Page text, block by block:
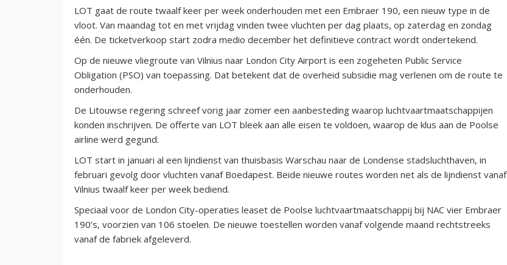
LOT gaat de route twaalf keer per week onderhouden met een Embraer 190, een nieuw type in de
vloot. Van maandag tot en met vrijdag vinden twee vluchten per dag plaats, op zaterdag en zondag
één. De ticketverkoop start zodra medio december het definitieve contract wordt ondertekend.
Op de nieuwe vliegroute van Vilnius naar London City Airport is een zogeheten Public Service
Obligation (PSO) van toepassing. Dat betekent dat de overheid subsidie mag verlenen om de route te
onderhouden.
De Litouwse regering schreef vorig jaar zomer een aanbesteding waarop luchtvaartmaatschappijen
konden inschrijven. De offerte van LOT bleek aan alle eisen te voldoen, waarop de klus aan de Poolse
airline werd gegund.
LOT start in januari al een lijndienst van thuisbasis Warschau naar de Londense stadsluchthaven, in
februari gevolg door vluchten vanaf Boedapest. Beide nieuwe routes worden net als de lijndienst vanaf
Vilnius twaalf keer per week bediend.
Speciaal voor de London City-operaties leaset de Poolse luchtvaartmaatschappij bij NAC vier Embraer
190’s, voorzien van 106 stoelen. De nieuwe toestellen worden vanaf volgende maand rechtstreeks
vanaf de fabriek afgeleverd.